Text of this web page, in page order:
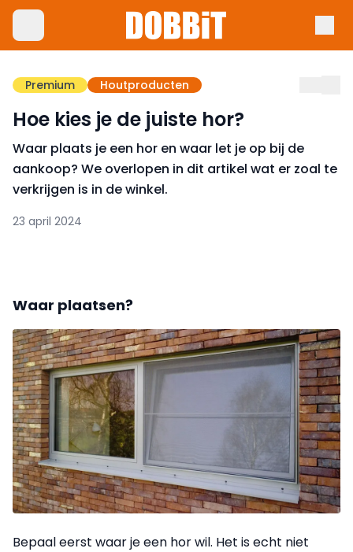
Premium Houtproducten
Hoe kies je de juiste hor?
Waar plaats je een hor en waar let je op bij de
aankoop? We overlopen in dit artikel wat er zoal te
verkrijgen is in de winkel.
23 april 2024
Waar plaatsen?
Bepaal eerst waar je een hor wil. Het is echt niet